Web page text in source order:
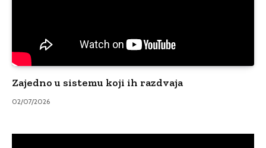
Zajedno u sistemu koji ih razdvaja
02/07/2026